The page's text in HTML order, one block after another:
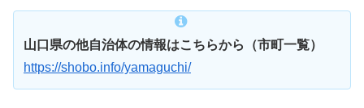
山口県の他自治体の情報はこちらから（市町一覧）
https://shobo.info/yamaguchi/